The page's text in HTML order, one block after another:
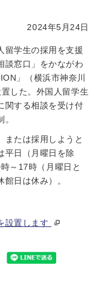
2024年5月24日
留学生の採用を支援
談窓口」をかながわ
」（横浜市神奈川
した。外国人留学生
関する相談を受け付
または採用しようと
平日（月曜日を除
～17時（月曜日と
日は休み）。
設置します